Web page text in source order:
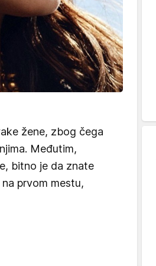
žene, zbog čega
Međutim,
bitno je da znate
prvom mestu,